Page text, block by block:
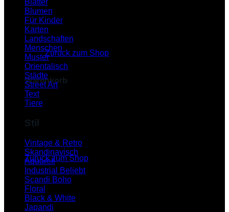
Es befinden sich keine Produkte im Warenkorb.
Zurück zum Shop
Warenkorb
Es befinden sich keine Produkte im Warenkorb.
Zurück zum Shop
Blätter
Blumen
Für Kinder
Karten
Landschaften
Menschen
Muster
Orientalisch
Städte
Street Art
Text
Tiere
Stil
Vintage & Retro
Skandinavisch
Aquarell
Industrial
Scandi Boho
Floral
Black & White
Japandi